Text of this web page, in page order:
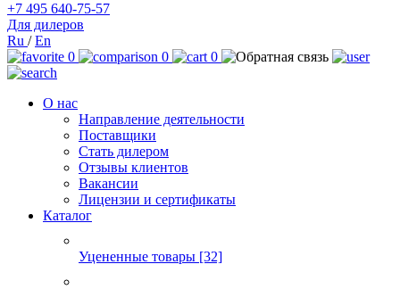
+7 495 640-75-57
Для дилеров
Ru /En
0
0 0
О нас
Направление деятельности
Поставщики
Стать дилером
Отзывы клиентов
Вакансии
Лицензии и сертификаты
Каталог
Уцененные товары [32]